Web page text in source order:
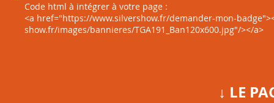
Code html à intégrer à votre page :
<a href="https://www.silvershow.fr/demander-mon-
show.fr/images/bannieres/TGA191_Ban120x600.jpg"/></a>
↓ LE